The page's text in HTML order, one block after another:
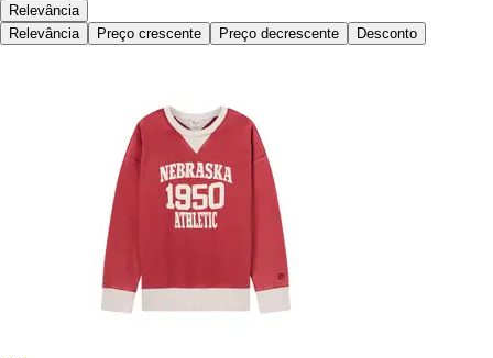
Relevância
Relevância
Preço crescente Preço decrescente Desconto